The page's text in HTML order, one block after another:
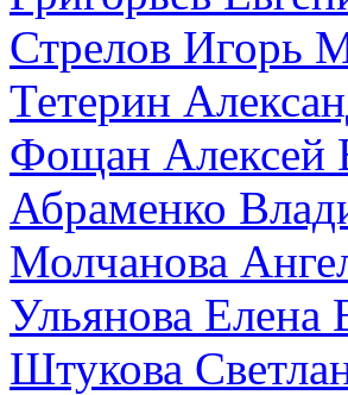
Стрелов Игорь
Тетерин
Фощан Алексей
Абраменко
Молчанова
Ульянова Елена
Штукова